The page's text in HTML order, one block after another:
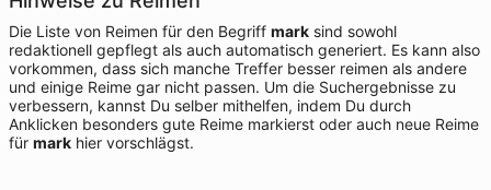
Die Liste von Reimen für den Begriff mark sind sowohl
redaktionell gepflegt als auch automatisch generiert. Es kann also
vorkommen, dass sich manche Treffer besser reimen als andere
und einige Reime gar nicht passen. Um die Suchergebnisse zu
verbessern, kannst Du selber mithelfen, indem Du durch
Anklicken besonders gute Reime markierst oder auch neue Reime
für mark hier vorschlägst.